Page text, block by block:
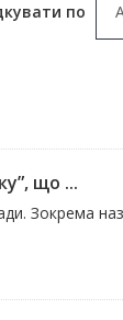
по
що ...
Зокрема